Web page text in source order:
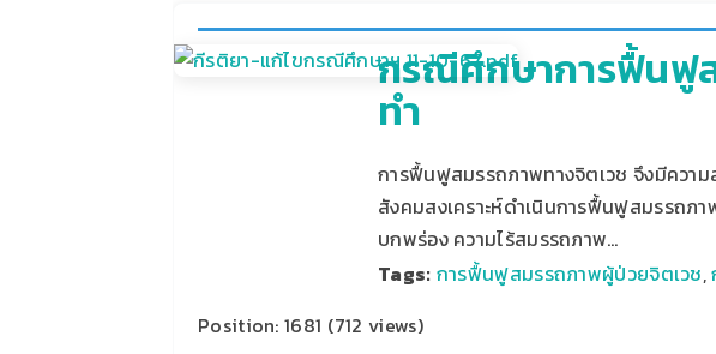
กรณีศึกษาการฟื้นฟู
ทำ
การฟื้นฟูสมรรถภาพทางจิตเวช จึงมีควา
สังคมสงเคราะห์ดำเนินการฟื้นฟูสมรรถภ
บกพร่อง ความไร้สมรรถภาพ…
Tags: การฟื้นฟูสมรรถภาพผู้ป่วยจิตเวช,
Position:1681 (712 views)